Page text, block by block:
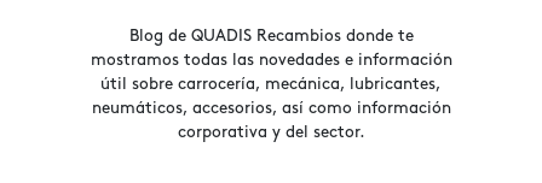
Blog de QUADIS Recambios donde te
mostramos todas las novedades e información
útil sobre carrocería, mecánica, lubricantes,
neumáticos, accesorios, así como información
corporativa y del sector.